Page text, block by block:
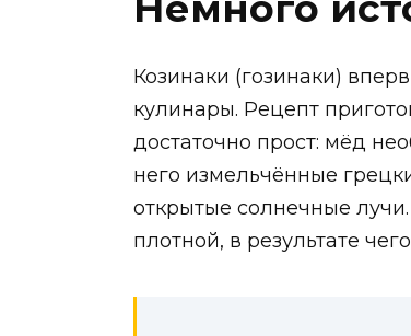
Козинаки (гозинаки)
кулинары. Рецепт
достаточно прост: мёд
него измельчённые
открытые солнечные
плотной, в результате